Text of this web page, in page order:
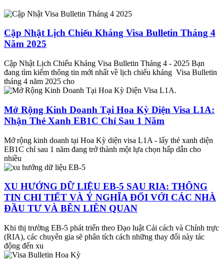
Cập Nhật Lịch Chiếu Kháng Visa Bulletin Tháng 4
Năm 2025
Cập Nhật Lịch Chiếu Kháng Visa Bulletin Tháng 4 - 2025 Bạn
đang tìm kiếm thông tin mới nhất về lịch chiếu kháng Visa Bulletin
tháng 4 năm 2025 cho
Mở Rộng Kinh Doanh Tại Hoa Kỳ Diện Visa L1A:
Nhận Thẻ Xanh EB1C Chỉ Sau 1 Năm
Mở rộng kinh doanh tại Hoa Kỳ diện visa L1A - lấy thẻ xanh diện
EB1C chỉ sau 1 năm đang trở thành một lựa chọn hấp dẫn cho
nhiều
XU HƯỚNG DỮ LIỆU EB-5 SAU RIA: THÔNG
TIN CHI TIẾT VÀ Ý NGHĨA ĐỐI VỚI CÁC NHÀ
ĐẦU TƯ VÀ BÊN LIÊN QUAN
Khi thị trường EB-5 phát triển theo Đạo luật Cải cách và Chính trực
(RIA), các chuyên gia sẽ phân tích cách những thay đổi này tác
động đến xu